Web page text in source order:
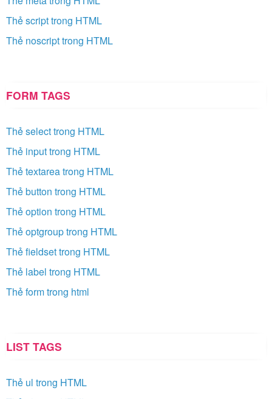
Thẻ script trong HTML
Thẻ noscript trong HTML
FORM TAGS
Thẻ select trong HTML
Thẻ input trong HTML
Thẻ textarea trong HTML
Thẻ button trong HTML
Thẻ option trong HTML
Thẻ optgroup trong HTML
Thẻ fieldset trong HTML
Thẻ label trong HTML
Thẻ form trong html
LIST TAGS
Thẻ ul trong HTML